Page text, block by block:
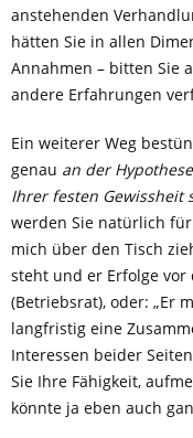
anstehenden
hätten Sie in allen
Annahmen – bitten Sie
andere Erfahrungen
Ein weiterer Weg
genau an der
Ihrer festen Gewissheit
werden Sie natürlich
mich über den Tisch
steht und er Erfolge
(Betriebsrat), oder: „Er
langfristig eine
Interessen beider
Sie Ihre Fähigkeit,
könnte ja eben auch